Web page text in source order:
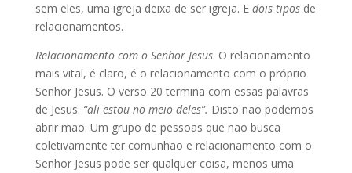
sem eles, uma igreja deixa de ser igreja. E dois tiposde
relacionamentos.
Relacionamento com o Senhor Jesus. O relacionamento
mais vital, é claro, é o relacionamento com o próprio
Senhor Jesus. O verso 20 termina com essas palavras
de Jesus: “ali estou no meio deles”. Disto não podemos
abrir mão. Um grupo de pessoas que não busca
coletivamente ter comunhão e relacionamento com o
Senhor Jesus pode ser qualquer coisa, menos uma